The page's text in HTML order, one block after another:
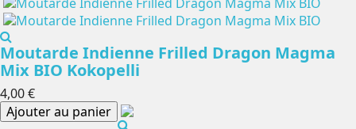
Moutarde Indienne Frilled Dragon Magma
Mix BIO Kokopelli
4,00 €
Ajouter au panier